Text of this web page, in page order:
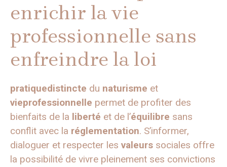
enrichir la vie
professionnelle sans
enfreindre la loi
pratiquedistincte du naturisme et
vieprofessionnelle permet de profiter des
bienfaits de la liberté et de l’équilibre sans
conflit avec la réglementation. S’informer,
dialoguer et respecter les valeurs sociales offre
la possibilité de vivre pleinement ses convictions